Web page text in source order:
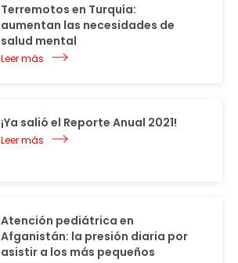
Terremotos en Turquía:
aumentan las necesidades de
salud mental
Leer más
¡Ya salió el Reporte Anual 2021!
Leer más
Atención pediátrica en
Afganistán: la presión diaria por
asistir a los más pequeños